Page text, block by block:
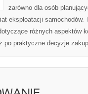
zarówno dla osób
eksploatacji samochodów.
różnych aspektów
po praktyczne decyzje